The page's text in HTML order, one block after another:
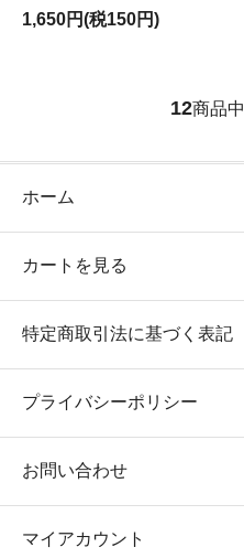
1,650円(税150円)
12商品中
ホーム
カートを見る
特定商取引法に基づく表記
プライバシーポリシー
お問い合わせ
マイアカウント